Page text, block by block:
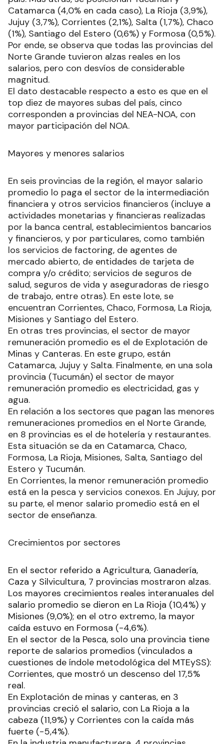
Catamarca (4,0% en cada caso), La Rioja (3,9%),
Jujuy (3,7%), Corrientes (2,1%), Salta (1,7%), Chaco
(1%), Santiago del Estero (0,6%) y Formosa (0,5%).
Por ende, se observa que todas las provincias del
Norte Grande tuvieron alzas reales en los
salarios, pero con desvíos de considerable
magnitud.
El dato destacable respecto a esto es que en el
top diez de mayores subas del país, cinco
corresponden a provincias del NEA-NOA, con
mayor participación del NOA.
Mayores y menores salarios
En seis provincias de la región, el mayor salario
promedio lo paga el sector de la intermediación
financiera y otros servicios financieros (incluye a
actividades monetarias y financieras realizadas
por la banca central, establecimientos bancarios
y financieros, y por particulares, como también
los servicios de factoring, de agentes de
mercado abierto, de entidades de tarjeta de
compra y/o crédito; servicios de seguros de
salud, seguros de vida y aseguradoras de riesgo
de trabajo, entre otras). En este lote, se
encuentran Corrientes, Chaco, Formosa, La Rioja,
Misiones y Santiago del Estero.
En otras tres provincias, el sector de mayor
remuneración promedio es el de Explotación de
Minas y Canteras. En este grupo, están
Catamarca, Jujuy y Salta. Finalmente, en una sola
provincia (Tucumán) el sector de mayor
remuneración promedio es electricidad, gas y
agua.
En relación a los sectores que pagan las menores
remuneraciones promedios en el Norte Grande,
en 8 provincias es el de hotelería y restaurantes.
Esta situación se da en Catamarca, Chaco,
Formosa, La Rioja, Misiones, Salta, Santiago del
Estero y Tucumán.
En Corrientes, la menor remuneración promedio
está en la pesca y servicios conexos. En Jujuy, por
su parte, el menor salario promedio está en el
sector de enseñanza.
Crecimientos por sectores
En el sector referido a Agricultura, Ganadería,
Caza y Silvicultura, 7 provincias mostraron alzas.
Los mayores crecimientos reales interanuales del
salario promedio se dieron en La Rioja (10,4%) y
Misiones (9,0%); en el otro extremo, la mayor
caída estuvo en Formosa (-4,6%).
En el sector de la Pesca, solo una provincia tiene
reporte de salarios promedios (vinculados a
cuestiones de índole metodológica del MTEySS):
Corrientes, que mostró un descenso del 17,5%
real.
En Explotación de minas y canteras, en 3
provincias creció el salario, con La Rioja a la
cabeza (11,9%) y Corrientes con la caída más
fuerte (-5,4%).